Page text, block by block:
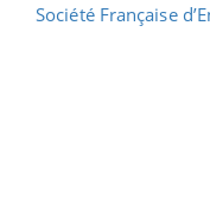
Société Française